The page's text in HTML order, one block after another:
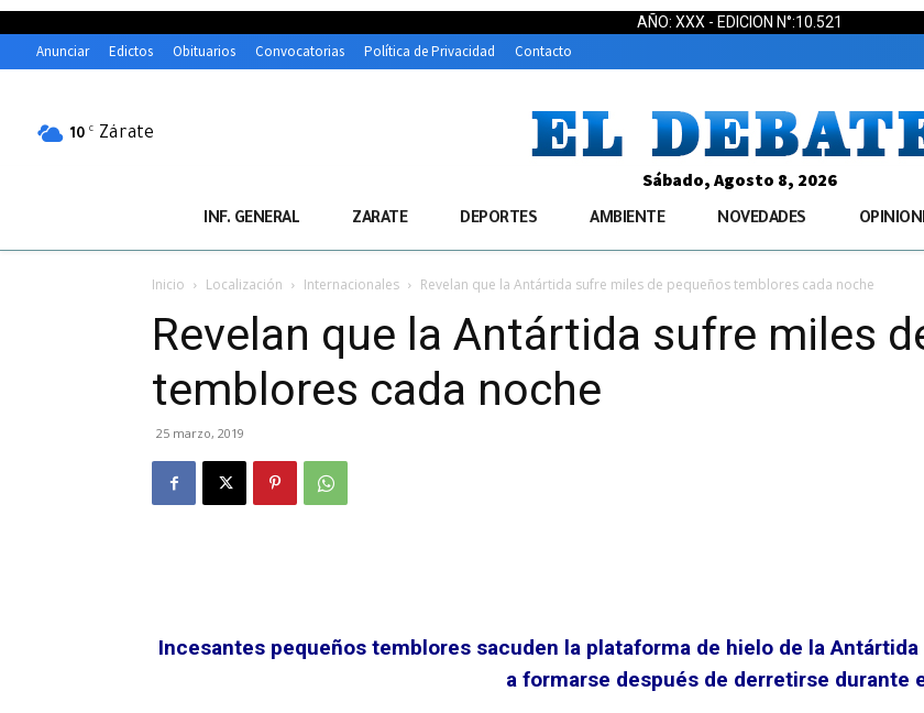
AÑO: XXX - EDICION N°:10.521
Anunciar Edictos Obituarios Convocatorias Política de Privacidad Contacto
10 C Zárate
Sábado, Agosto 8, 2026
INF. GENERAL ZARATE DEPORTES AMBIENTE NOVEDADES
Inicio Localización Internacionales Revelan que la Antártida sufre miles de pequeños temblores cada noche
Revelan que la Antártida sufre miles
temblores cada noche
25 marzo, 2019
Incesantes pequeños temblores sacuden la plataforma de hielo de la
a formarse después de derretirse durante